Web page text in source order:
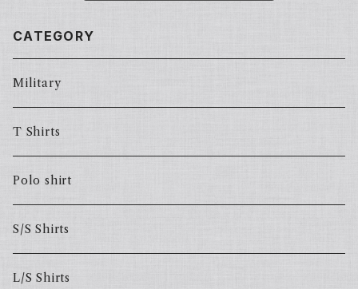
CATEGORY
Military
T Shirts
Polo shirt
S/S Shirts
L/S Shirts